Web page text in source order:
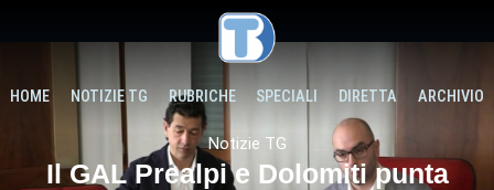
HOME NOTIZIE TG RUBRICHE SPECIALI DIRETTA ARCHIVIO
Notizie TG
Il GAL Prealpi e Dolomiti punta